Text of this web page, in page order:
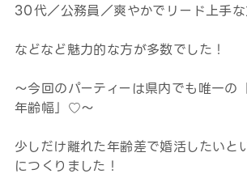
30代／公務員／爽やかでリード上手
などなど魅力的な方が多数でした！
～今回のパーティーは県内でも唯一の
年齢幅」♡～
少しだけ離れた年齢差で婚活したいと
につくりました！